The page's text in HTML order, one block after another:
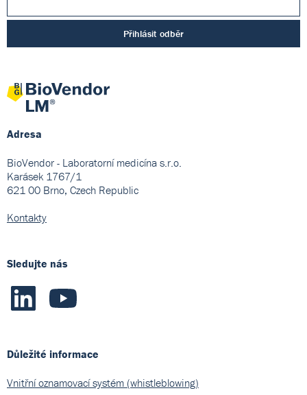
Přihlásit odběr
Adresa
BioVendor - Laboratorní medicína s.r.o.
Karásek 1767/1
621 00 Brno, Czech Republic
Kontakty
Sledujte nás
Důležité informace
Vnitřní oznamovací systém (whistleblowing)